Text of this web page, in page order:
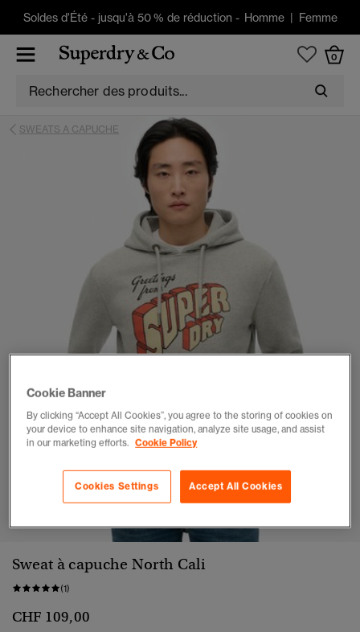
Soldes d'Été -jusqu'à 50 % de réduction - Homme| Femme
0
SWEATS A CAPUCHE
Sweat à capuche North Cali
(1)
CHF 109,00
Cookie Banner
By clicking “Accept All Cookies”, you agree to the storing of cookies on
your device to enhance site navigation, analyze site usage, and assist
in our marketing efforts. Cookie Policy
Accept All Cookies
Cookies Settings